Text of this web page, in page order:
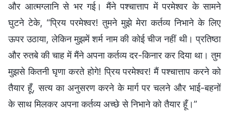
और आत्मग्लानि से भर गई। मैंने पश्चात्ताप में परमेश्वर के सामने
घुटने टेके, “प्रिय परमेश्वर! तुमने मुझे मेरा कर्तव्य निभाने के लिए
ऊपर उठाया, लेकिन मुझमें शर्म नाम की कोई चीज नहीं थी। प्रतिष्ठा
और रुतबे की चाह में मैंने अपना कर्तव्य दर-किनार कर दिया था। तुम
मुझसे कितनी घृणा करते होगे! प्रिय परमेश्वर! मैं पश्चात्ताप करने को
तैयार हूँ, सत्य का अनुसरण करने के मार्ग पर चलने और भाई-बहनों
के साथ मिलकर अपना कर्तव्य अच्छे से निभाने को तैयार हूँ।”